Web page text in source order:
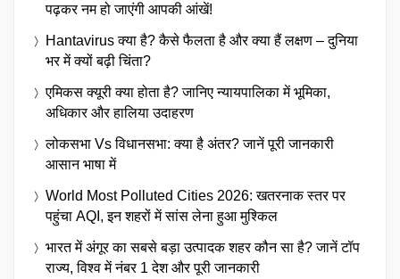
पढ़कर नम हो जाएंगी आपकी आंखें!
Hantavirus क्या है? कैसे फैलता है और क्या हैं लक्षण – दुनिया
भर में क्यों बढ़ी चिंता?
एमिकस क्यूरी क्या होता है? जानिए न्यायपालिका में भूमिका,
अधिकार और हालिया उदाहरण
लोकसभा Vs विधानसभा: क्या है अंतर? जानें पूरी जानकारी
आसान भाषा में
World Most Polluted Cities 2026: खतरनाक स्तर पर
पहुंचा AQI, इन शहरों में सांस लेना हुआ मुश्किल
भारत में अंगूर का सबसे बड़ा उत्पादक शहर कौन सा है? जानें टॉप
राज्य, विश्व में नंबर 1 देश और पूरी जानकारी